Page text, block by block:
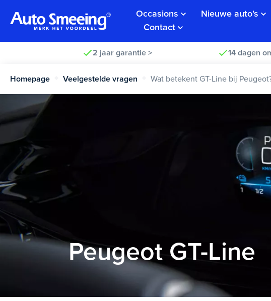
Occasions Nieuwe auto's
Contact
2 jaar garantie > 14 dagen
Homepage Veelgestelde vragen Wat betekent GT-Line bij
Peugeot GT-Line